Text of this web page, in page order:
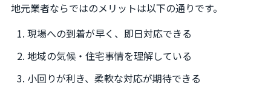
地元業者ならではのメリットは以下の通りです。
現場への到着が早く、即日対応できる
地域の気候・住宅事情を理解している
小回りが利き、柔軟な対応が期待できる